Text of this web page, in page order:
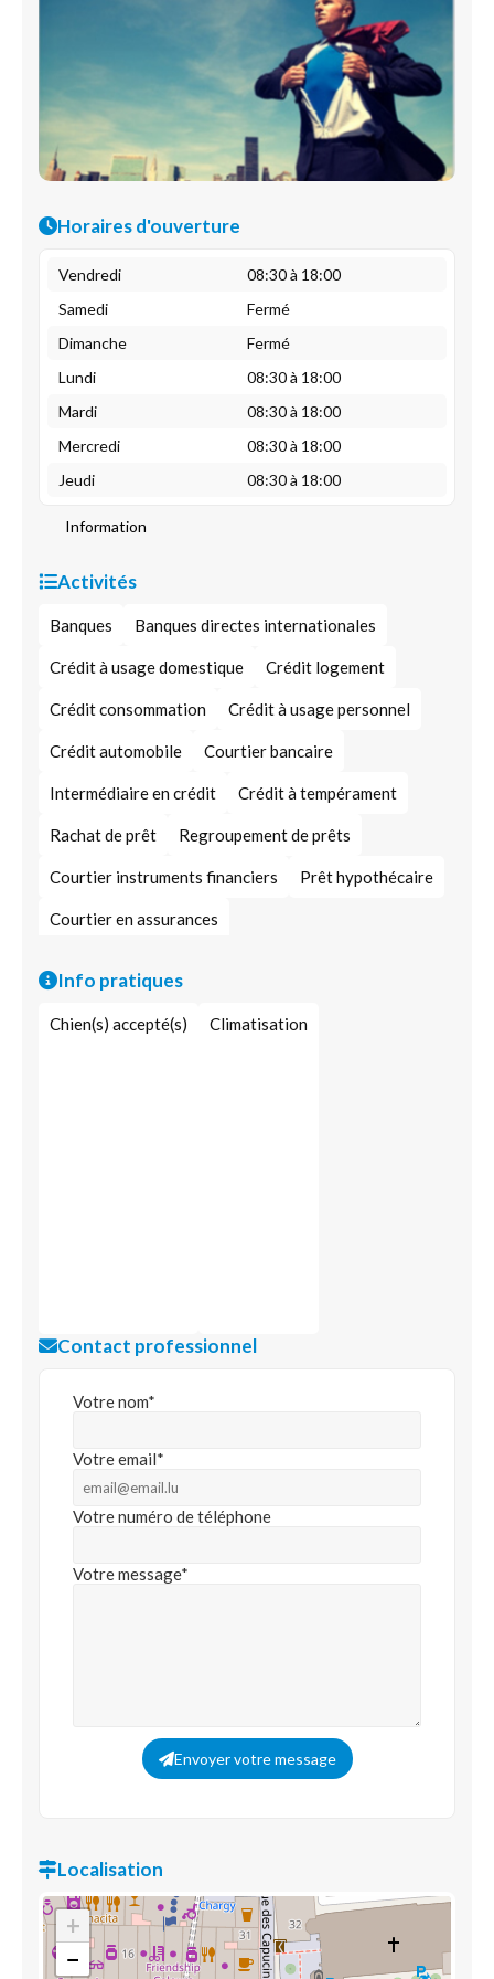
Horaires d'ouverture
Vendredi
08:30 à 18:00
Samedi
Fermé
Dimanche
Fermé
Lundi
08:30 à 18:00
Mardi
08:30 à 18:00
Mercredi
08:30 à 18:00
Jeudi
08:30 à 18:00
Information
Activités
Banques Banques directes internationales
Crédit à usage domestique Crédit logement
Crédit consommation Crédit à usage personnel
Crédit automobile Courtier bancaire
Intermédiaire en crédit Crédit à tempérament
Rachat de prêt Regroupement de prêts
Courtier instruments financiers Prêt hypothécaire
Courtier en assurances
Info pratiques
Chien(s) accepté(s) Climatisation
Contact professionnel
Votre nom*
Votre email*
Votre numéro de téléphone
Votre message*
Envoyer votre message
Localisation
+
−